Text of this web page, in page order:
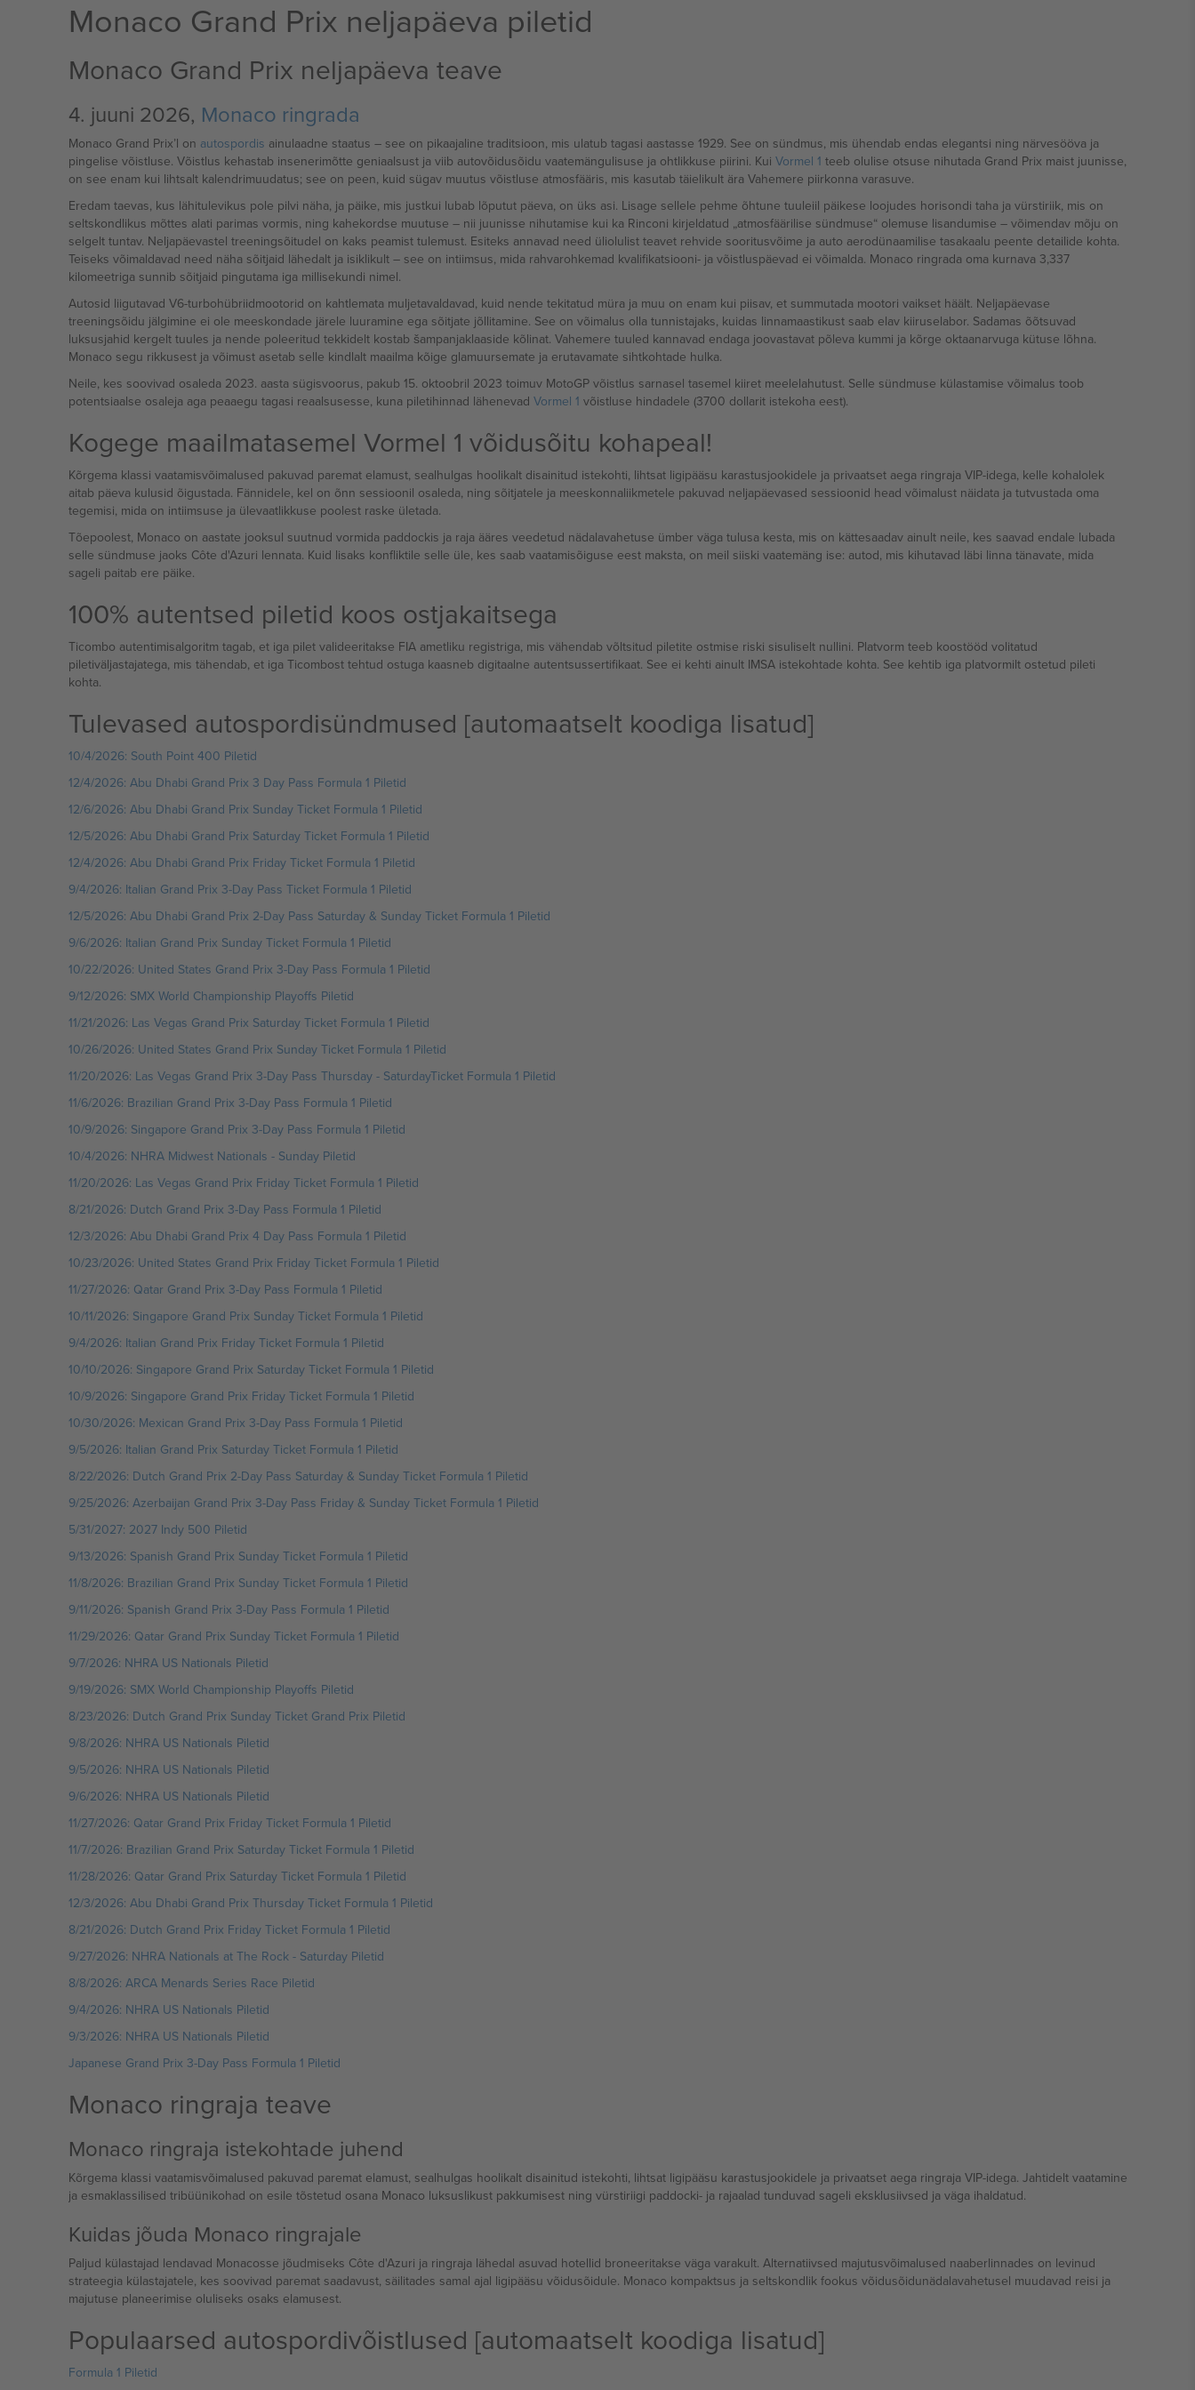
Monaco Grand Prix neljapäeva piletid
Monaco Grand Prix neljapäeva teave
4. juuni 2026, Monaco ringrada
Monaco Grand Prix’l on autospordis ainulaadne staatus – see on pikaajaline traditsioon, mis ulatub tagasi aastasse 1929. See on sündmus, mis ühendab endas elegantsi ning närvesööva ja
pingelise võistluse. Võistlus kehastab insenerimõtte geniaalsust ja viib autovõidusõidu vaatemängulisuse ja ohtlikkuse piirini. Kui Vormel 1 teeb olulise otsuse nihutada Grand Prix maist juunisse,
on see enam kui lihtsalt kalendrimuudatus; see on peen, kuid sügav muutus võistluse atmosfääris, mis kasutab täielikult ära Vahemere piirkonna varasuve.
Eredam taevas, kus lähitulevikus pole pilvi näha, ja päike, mis justkui lubab lõputut päeva, on üks asi. Lisage sellele pehme õhtune tuuleiil päikese loojudes horisondi taha ja vürstiriik, mis on
seltskondlikus mõttes alati parimas vormis, ning kahekordse muutuse – nii juunisse nihutamise kui ka Rinconi kirjeldatud „atmosfäärilise sündmuse“ olemuse lisandumise – võimendav mõju on
selgelt tuntav. Neljapäevastel treeningsõitudel on kaks peamist tulemust. Esiteks annavad need üliolulist teavet rehvide sooritusvõime ja auto aerodünaamilise tasakaalu peente detailide kohta.
Teiseks võimaldavad need näha sõitjaid lähedalt ja isiklikult – see on intiimsus, mida rahvarohkemad kvalifikatsiooni- ja võistluspäevad ei võimalda. Monaco ringrada oma kurnava 3,337
kilomeetriga sunnib sõitjaid pingutama iga millisekundi nimel.
Autosid liigutavad V6-turbohübriidmootorid on kahtlemata muljetavaldavad, kuid nende tekitatud müra ja muu on enam kui piisav, et summutada mootori vaikset häält. Neljapäevase
treeningsõidu jälgimine ei ole meeskondade järele luuramine ega sõitjate jõllitamine. See on võimalus olla tunnistajaks, kuidas linnamaastikust saab elav kiiruselabor. Sadamas õõtsuvad
luksusjahid kergelt tuules ja nende poleeritud tekkidelt kostab šampanjaklaaside kõlinat. Vahemere tuuled kannavad endaga joovastavat põleva kummi ja kõrge oktaanarvuga kütuse lõhna.
Monaco segu rikkusest ja võimust asetab selle kindlalt maailma kõige glamuursemate ja erutavamate sihtkohtade hulka.
Neile, kes soovivad osaleda 2023. aasta sügisvoorus, pakub 15. oktoobril 2023 toimuv MotoGP võistlus sarnasel tasemel kiiret meelelahutust. Selle sündmuse külastamise võimalus toob
potentsiaalse osaleja aga peaaegu tagasi reaalsusesse, kuna piletihinnad lähenevad Vormel 1 võistluse hindadele (3700 dollarit istekoha eest).
Kogege maailmatasemel Vormel 1 võidusõitu kohapeal!
Kõrgema klassi vaatamisvõimalused pakuvad paremat elamust, sealhulgas hoolikalt disainitud istekohti, lihtsat ligipääsu karastusjookidele ja privaatset aega ringraja VIP-idega, kelle kohalolek
aitab päeva kulusid õigustada. Fännidele, kel on õnn sessioonil osaleda, ning sõitjatele ja meeskonnaliikmetele pakuvad neljapäevased sessioonid head võimalust näidata ja tutvustada oma
tegemisi, mida on intiimsuse ja ülevaatlikkuse poolest raske ületada.
Tõepoolest, Monaco on aastate jooksul suutnud vormida paddockis ja raja ääres veedetud nädalavahetuse ümber väga tulusa kesta, mis on kättesaadav ainult neile, kes saavad endale lubada
selle sündmuse jaoks Côte d'Azuri lennata. Kuid lisaks konfliktile selle üle, kes saab vaatamisõiguse eest maksta, on meil siiski vaatemäng ise: autod, mis kihutavad läbi linna tänavate, mida
sageli paitab ere päike.
100% autentsed piletid koos ostjakaitsega
Ticombo autentimisalgoritm tagab, et iga pilet valideeritakse FIA ametliku registriga, mis vähendab võltsitud piletite ostmise riski sisuliselt nullini. Platvorm teeb koostööd volitatud
piletiväljastajatega, mis tähendab, et iga Ticombost tehtud ostuga kaasneb digitaalne autentsussertifikaat. See ei kehti ainult IMSA istekohtade kohta. See kehtib iga platvormilt ostetud pileti
kohta.
Tulevased autospordisündmused [automaatselt koodiga lisatud]
10/4/2026: South Point 400 Piletid
12/4/2026: Abu Dhabi Grand Prix 3 Day Pass Formula 1 Piletid
12/6/2026: Abu Dhabi Grand Prix Sunday Ticket Formula 1 Piletid
12/5/2026: Abu Dhabi Grand Prix Saturday Ticket Formula 1 Piletid
12/4/2026: Abu Dhabi Grand Prix Friday Ticket Formula 1 Piletid
9/4/2026: Italian Grand Prix 3-Day Pass Ticket Formula 1 Piletid
12/5/2026: Abu Dhabi Grand Prix 2-Day Pass Saturday & Sunday Ticket Formula 1 Piletid
9/6/2026: Italian Grand Prix Sunday Ticket Formula 1 Piletid
10/22/2026: United States Grand Prix 3-Day Pass Formula 1 Piletid
9/12/2026: SMX World Championship Playoffs Piletid
11/21/2026: Las Vegas Grand Prix Saturday Ticket Formula 1 Piletid
10/26/2026: United States Grand Prix Sunday Ticket Formula 1 Piletid
11/20/2026: Las Vegas Grand Prix 3-Day Pass Thursday - SaturdayTicket Formula 1 Piletid
11/6/2026: Brazilian Grand Prix 3-Day Pass Formula 1 Piletid
10/9/2026: Singapore Grand Prix 3-Day Pass Formula 1 Piletid
10/4/2026: NHRA Midwest Nationals - Sunday Piletid
11/20/2026: Las Vegas Grand Prix Friday Ticket Formula 1 Piletid
8/21/2026: Dutch Grand Prix 3-Day Pass Formula 1 Piletid
12/3/2026: Abu Dhabi Grand Prix 4 Day Pass Formula 1 Piletid
10/23/2026: United States Grand Prix Friday Ticket Formula 1 Piletid
11/27/2026: Qatar Grand Prix 3-Day Pass Formula 1 Piletid
10/11/2026: Singapore Grand Prix Sunday Ticket Formula 1 Piletid
9/4/2026: Italian Grand Prix Friday Ticket Formula 1 Piletid
10/10/2026: Singapore Grand Prix Saturday Ticket Formula 1 Piletid
10/9/2026: Singapore Grand Prix Friday Ticket Formula 1 Piletid
10/30/2026: Mexican Grand Prix 3-Day Pass Formula 1 Piletid
9/5/2026: Italian Grand Prix Saturday Ticket Formula 1 Piletid
8/22/2026: Dutch Grand Prix 2-Day Pass Saturday & Sunday Ticket Formula 1 Piletid
9/25/2026: Azerbaijan Grand Prix 3-Day Pass Friday & Sunday Ticket Formula 1 Piletid
5/31/2027: 2027 Indy 500 Piletid
9/13/2026: Spanish Grand Prix Sunday Ticket Formula 1 Piletid
11/8/2026: Brazilian Grand Prix Sunday Ticket Formula 1 Piletid
9/11/2026: Spanish Grand Prix 3-Day Pass Formula 1 Piletid
11/29/2026: Qatar Grand Prix Sunday Ticket Formula 1 Piletid
9/7/2026: NHRA US Nationals Piletid
9/19/2026: SMX World Championship Playoffs Piletid
8/23/2026: Dutch Grand Prix Sunday Ticket Grand Prix Piletid
9/8/2026: NHRA US Nationals Piletid
9/5/2026: NHRA US Nationals Piletid
9/6/2026: NHRA US Nationals Piletid
11/27/2026: Qatar Grand Prix Friday Ticket Formula 1 Piletid
11/7/2026: Brazilian Grand Prix Saturday Ticket Formula 1 Piletid
11/28/2026: Qatar Grand Prix Saturday Ticket Formula 1 Piletid
12/3/2026: Abu Dhabi Grand Prix Thursday Ticket Formula 1 Piletid
8/21/2026: Dutch Grand Prix Friday Ticket Formula 1 Piletid
9/27/2026: NHRA Nationals at The Rock - Saturday Piletid
8/8/2026: ARCA Menards Series Race Piletid
9/4/2026: NHRA US Nationals Piletid
9/3/2026: NHRA US Nationals Piletid
Japanese Grand Prix 3-Day Pass Formula 1 Piletid
Monaco ringraja teave
Monaco ringraja istekohtade juhend
Kõrgema klassi vaatamisvõimalused pakuvad paremat elamust, sealhulgas hoolikalt disainitud istekohti, lihtsat ligipääsu karastusjookidele ja privaatset aega ringraja VIP-idega. Jahtidelt vaatamine
ja esmaklassilised tribüünikohad on esile tõstetud osana Monaco luksuslikust pakkumisest ning vürstiriigi paddocki- ja rajaalad tunduvad sageli eksklusiivsed ja väga ihaldatud.
Kuidas jõuda Monaco ringrajale
Paljud külastajad lendavad Monacosse jõudmiseks Côte d'Azuri ja ringraja lähedal asuvad hotellid broneeritakse väga varakult. Alternatiivsed majutusvõimalused naaberlinnades on levinud
strateegia külastajatele, kes soovivad paremat saadavust, säilitades samal ajal ligipääsu võidusõidule. Monaco kompaktsus ja seltskondlik fookus võidusõidunädalavahetusel muudavad reisi ja
majutuse planeerimise oluliseks osaks elamusest.
Populaarsed autospordivõistlused [automaatselt koodiga lisatud]
Formula 1 Piletid